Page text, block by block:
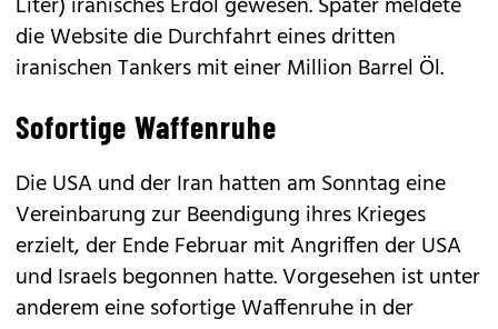
die Website die Durchfahrt eines dritten
iranischen Tankers mit einer Million Barrel Öl.
Sofortige Waffenruhe
Die USA und der Iran hatten am Sonntag eine
Vereinbarung zur Beendigung ihres Krieges
erzielt, der Ende Februar mit Angriffen der USA
und Israels begonnen hatte. Vorgesehen ist unter
anderem eine sofortige Waffenruhe in der